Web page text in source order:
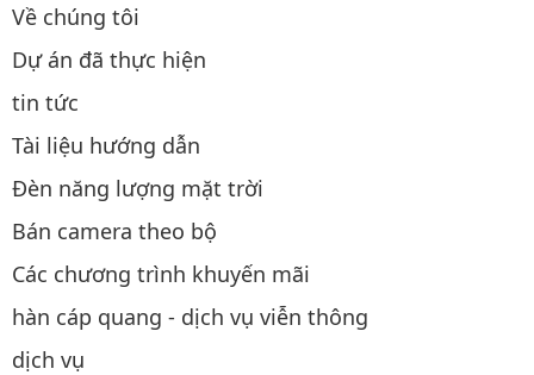
Về chúng tôi
Dự án đã thực hiện
tin tức
Tài liệu hướng dẫn
Đèn năng lượng mặt trời
Bán camera theo bộ
Các chương trình khuyến mãi
hàn cáp quang - dịch vụ viễn thông
dịch vụ